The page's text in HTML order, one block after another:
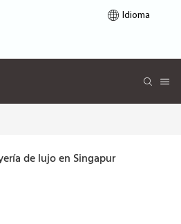
Idioma
de lujo en Singapur